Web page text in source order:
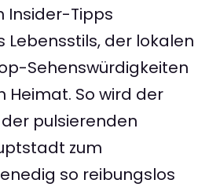
Insider-Tipps
Lebensstils, der lokalen
Sehenswürdigkeiten
Heimat. So wird der
pulsierenden
zum
so reibungslos